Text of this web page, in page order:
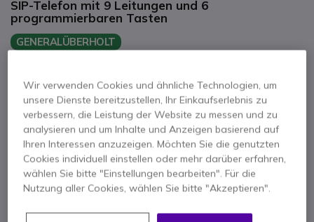
SIP-Telefon mit 9 Leitungen und 6
programmierbaren Tasten
GENERALÜBERHOLT
Anzahl
IN DEN WARENKORB
ANGEBOT IN 4 STUNDEN
VERFÜGBARKEIT ANFRAGEN
Wir verwenden Cookies und ähnliche Technologien, um
unsere Dienste bereitzustellen, Ihr Einkaufserlebnis zu
verbessern, die Leistung der Website zu messen und zu
analysieren und um Inhalte und Anzeigen basierend auf
Ihren Interessen anzuzeigen. Möchten Sie die genutzten
Cookies individuell einstellen oder mehr darüber erfahren,
wählen Sie bitte "Einstellungen bearbeiten". Für die
Nutzung aller Cookies, wählen Sie bitte "Akzeptieren".